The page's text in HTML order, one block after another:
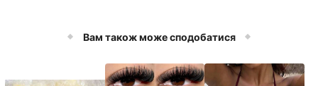
Вам також може сподобатися